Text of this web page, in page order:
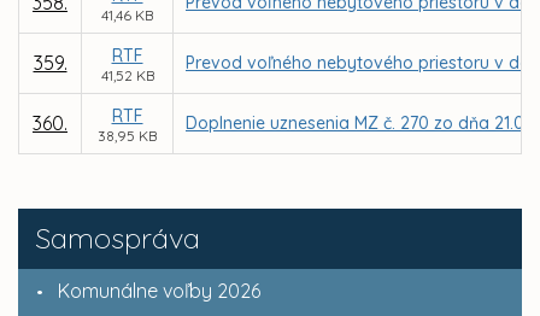
Samospráva
Komunálne voľby 2026
41,46 KB
359. RTF
41,52 KB
Prevod voľného nebytového priestoru v
360. RTF
38,95 KB
Doplnenie uznesenia MZ č. 270 zo dňa